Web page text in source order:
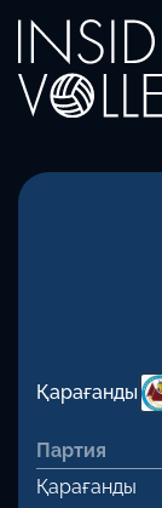
Қарағанды
Партия
Қарағанды